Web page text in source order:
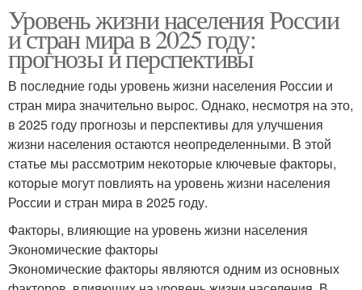
Уровень жизни населения России
и стран мира в 2025 году:
прогнозы и перспективы
В последние годы уровень жизни населения России и
стран мира значительно вырос. Однако, несмотря на это,
в 2025 году прогнозы и перспективы для улучшения
жизни населения остаются неопределенными. В этой
статье мы рассмотрим некоторые ключевые факторы,
которые могут повлиять на уровень жизни населения
России и стран мира в 2025 году.
Факторы, влияющие на уровень жизни населения
Экономические факторы
Экономические факторы являются одним из основных